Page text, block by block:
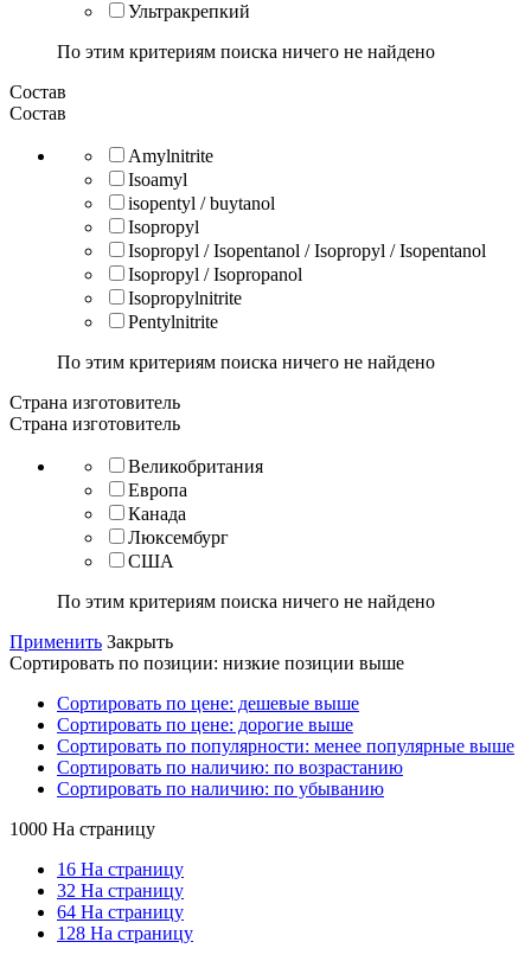
Ультракрепкий
По этим критериям поиска ничего не найдено
Состав
Состав
Amylnitrite
Isoamyl
isopentyl / buytanol
Isopropyl
Isopropyl / Isopentanol / Isopropyl / Isopentanol
Isopropyl / Isopropanol
Isopropylnitrite
Pentylnitrite
По этим критериям поиска ничего не найдено
Страна изготовитель
Страна изготовитель
Великобритания
Европа
Канада
Люксембург
США
По этим критериям поиска ничего не найдено
Применить Закрыть
Сортировать по позиции: низкие позиции выше
Сортировать по цене: дешевые выше
Сортировать по цене: дорогие выше
Сортировать по популярности: менее популярные выше
Сортировать по наличию: по возрастанию
Сортировать по наличию: по убыванию
1000 На страницу
16 На страницу
32 На страницу
64 На страницу
128 На страницу